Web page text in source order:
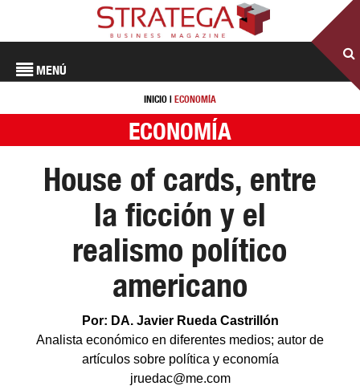
MENÚ
INICIO | ECONOMÍA
ECONOMÍA
House of cards, entre
la ficción y el
realismo político
americano
Por: DA. Javier Rueda Castrillón
Analista económico en diferentes medios; autor de
artículos sobre política y economía
jruedac@me.com